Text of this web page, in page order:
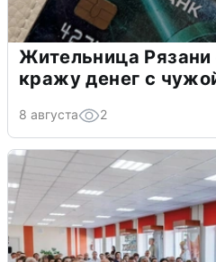
Жительница
кражу денег с
8 августа 2